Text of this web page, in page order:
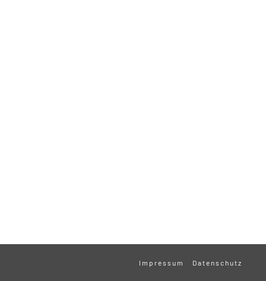
Impressum Datenschutz